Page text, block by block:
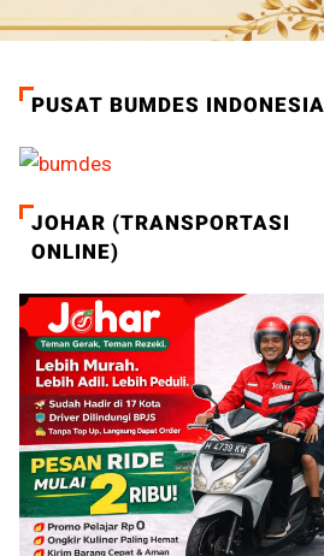
PUSAT BUMDES INDONESIA
JOHAR (TRANSPORTASI
ONLINE)